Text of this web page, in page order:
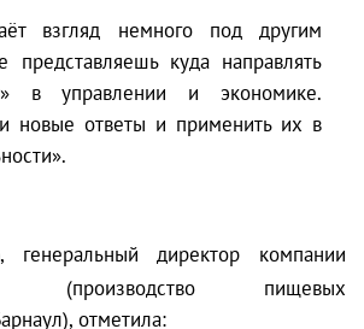
взгляд немного под другим
представляешь куда направлять
в управлении и экономике.
новые ответы и применить их в
, генеральный директор компании
(производство пищевых
отметила: